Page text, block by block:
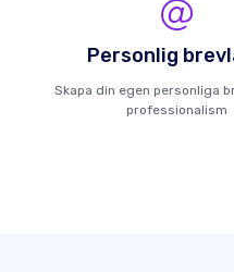
Personlig
Skapa din egen personliga
professionalism